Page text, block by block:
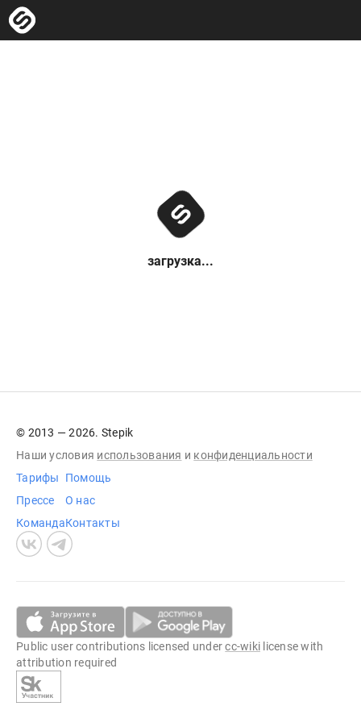
загрузка...
© 2013 — 2026. Stepik
Наши условия использования и конфиденциальности
Тарифы
Прессе
Команда
Помощь
О нас
Контакты
Public user contributions licensed undercc-wiki license with
attribution required